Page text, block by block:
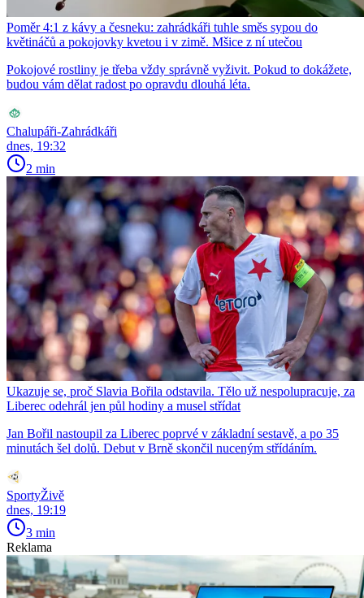
Poměr 4:1 z kávy a česneku: zahrádkáři tuhle směs sypou do
květináčů a pokojovky kvetou i v zimě. Mšice z ní utečou
Pokojové rostliny je třeba vždy správně vyživit. Pokud to dokážete,
budou vám dělat radost po opravdu dlouhá léta.
Chalupáři-Zahrádkáři
dnes, 19:32
2 min
Ukazuje se, proč Slavia Bořila odstavila. Tělo už nespolupracuje, za
Liberec odehrál jen půl hodiny a musel střídat
Jan Bořil nastoupil za Liberec poprvé v základní sestavě, a po 35
minutách šel dolů. Debut v Brně skončil nuceným střídáním.
SportyŽivě
dnes, 19:19
3 min
Reklama